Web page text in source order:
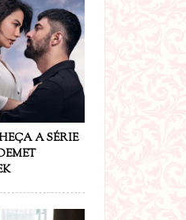
A SÉRIE